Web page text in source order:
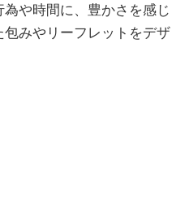
や時間に、豊かさを感じ
みやリーフレットをデザ